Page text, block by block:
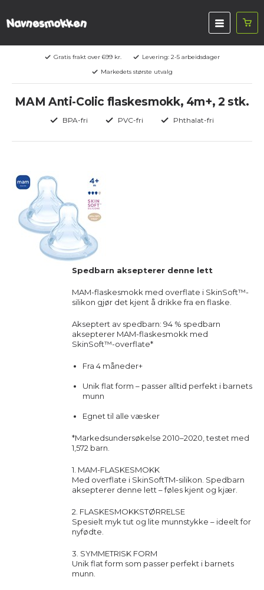
Gratis frakt over 699 kr.
Levering: 2-5 arbeidsdager
Markedets største utvalg
MAM Anti-Colic flaskesmokk, 4m+, 2 stk.
BPA-fri PVC-fri Phthalat-fri
Spedbarn aksepterer denne lett
MAM-flaskesmokk med overflate i SkinSoft™-
silikon gjør det kjent å drikke fra en flaske.
Akseptert av spedbarn: 94 % spedbarn
aksepterer MAM-flaskesmokk med
SkinSoft™-overflate*
Fra 4 måneder+
Unik flat form – passer alltid perfekt i barnets
munn
Egnet til alle væsker
*Markedsundersøkelse 2010–2020, testet med
1,572 barn.
1. MAM-FLASKESMOKK
Med overflate i SkinSoftTM-silikon. Spedbarn
aksepterer denne lett – føles kjent og kjær.
2. FLASKESMOKKSTØRRELSE
Spesielt myk tut og lite munnstykke – ideelt for
nyfødte.
3. SYMMETRISK FORM
Unik flat form som passer perfekt i barnets
munn.